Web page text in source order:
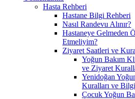
Hasta Rehberi
Hastane Bilgi Rehberi
Nasıl Randevu Alınır?
Hastaneye Gelmeden
Etmeliyim?
Ziyaret Saatleri ve
Yoğun Bakım
ve Ziyaret
Yenidoğan
Kuralları ve
Çocuk Yoğun